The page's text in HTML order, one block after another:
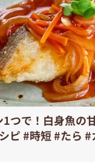
つで！白身魚の
#時短 #たら #